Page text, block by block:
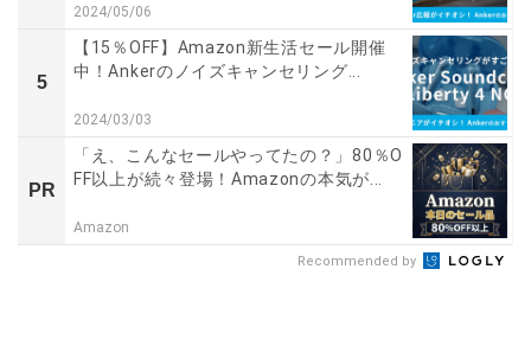
2024/05/06
5
【15％OFF】Amazon新生活セール開催
中！Ankerのノイズキャンセリング...
2024/03/03
PR
「え、こんなセールやってたの？」80％O
FF以上が続々登場！Amazonの本気が...
Amazon
Recommended by